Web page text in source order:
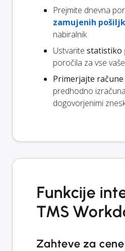
Prejmite dnevna
zamujenih
nabiralnik
Ustvarite statistiko
poročila za vse
Primerjajte
predhodno
dogovorjenimi
Funkcije
TMS
Zahteve za